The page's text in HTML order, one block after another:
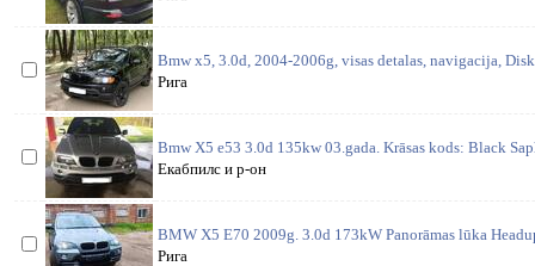
Bmw x5, 3.0d, 2004-2006g, visas detalas, navigacija,
Рига
Bmw X5 e53 3.0d 135kw 03.gada. Krāsas kods: Black
Екабпилс и р-он
BMW X5 E70 2009g. 3.0d 173kW Panorāmas lūka
Рига